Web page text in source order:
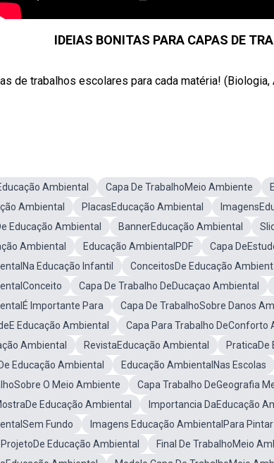
IDEIAS BONITAS PARA CAPAS DE
de trabalhos escolares para cada matéria!
Ambiental Capa De TrabalhoMeio Ambiente
Ambiental
PlacasEducação Ambiental
Educação Ambiental
BannerEducação Ambiental
Ambiental
Educação AmbientalPDF Capa
Educação Infantil
ConceitosDe Educação
Capa De Trabalho DeDucaçao Ambiental
Importante Para
Capa De TrabalhoSobre Danos
Educação Ambiental
Capa Para Trabalho DeConforto
Ambiental
RevistaEducação Ambiental
PraticaDe
Educação Ambiental
Educação AmbientalNas Escolas
O Meio Ambiente
Capa Trabalho DeGeografia
Educação Ambiental
Importancia DaEducação
Fundo
Imagens Educação AmbientalPara
Educação Ambiental
Final De TrabalhoMeio